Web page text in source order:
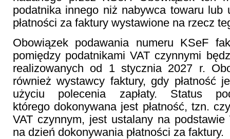
podatnika innego niż nabywca towaru lub
płatności za faktury wystawione na rzecz
Obowiązek podawania numeru KSeF
pomiędzy podatnikami VAT czynnymi
realizowanych od 1 stycznia 2027 r.
również wystawcy faktury, gdy płatność
użyciu polecenia zapłaty. Status
którego dokonywana jest płatność, tzn.
VAT czynnym, jest ustalany na podstawie
na dzień dokonywania płatności za faktury.